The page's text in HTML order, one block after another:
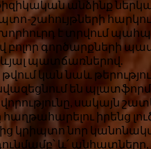
անձինք
շահույթների
է տրվում
բոլոր գործարքների
պատճառներով.
կան նաև
են
սակայն
հաղթահարելու իրենց
կրիպտո նոր
և՛ անհատները,